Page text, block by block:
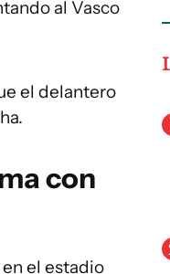
al Vasco
el delantero
con
en el estadio